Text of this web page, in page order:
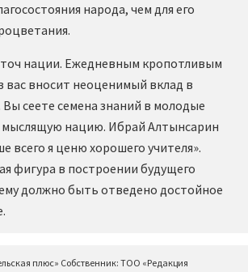
народа, чем для его
нации. Ежедневным кропотливым
вас вносит неоценимый вклад в
сеете семена знаний в молодые
мыслящую нацию. Ибрай Алтынсарин
всего я ценю хорошего учителя».
фигура в построении будущего
должно быть отведено достойное
плюс» Собственник: ТОО «Редакция